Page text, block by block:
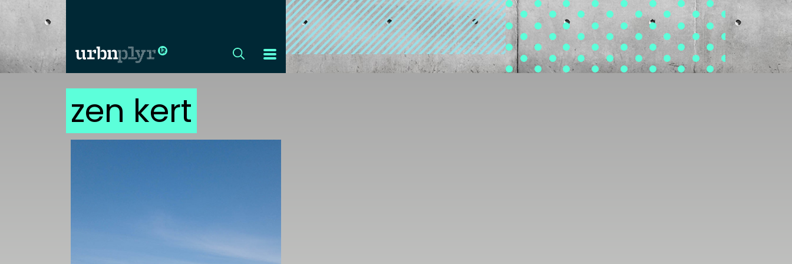
CÍMLAP
DIZÁJN
HIP
KULT
zen kert